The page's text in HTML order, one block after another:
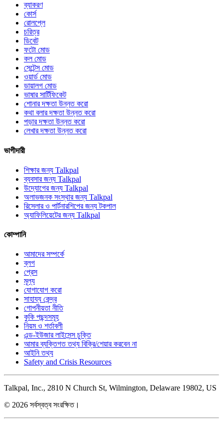
ব্যাকরণ
কোর্স
রোলপ্লে
চরিত্র
ডিবেট
ফটো মোড
কল মোড
সেন্টেন্স মোড
ওয়ার্ড মোড
ডায়ালগ মোড
ভাষার সার্টিফিকেট
শোনার দক্ষতা উন্নত করো
কথা বলার দক্ষতা উন্নত করো
পড়ার দক্ষতা উন্নত করো
লেখার দক্ষতা উন্নত করো
ভাগীদারী
শিক্ষার জন্য Talkpal
ব্যবসার জন্য Talkpal
উদ্যোগের জন্য Talkpal
অলাভজনক সংস্থার জন্য Talkpal
রিসেলার ও পার্টনারশিপের জন্য টকপাল
অ্যাফিলিয়েটের জন্য Talkpal
কোম্পানি
আমাদের সম্পর্কে
ব্লগ
প্রেস
মূল্য
যোগাযোগ করো
সাহায্য কেন্দ্র
গোপনীয়তা নীতি
কুকি পছন্দসমূহ
নিয়ম ও শর্তাবলী
এন্ড-ইউজার লাইসেন্স চুক্তি
আমার ব্যক্তিগত তথ্য বিক্রি/শেয়ার করবেন না
আইনি তথ্য
Safety and Crisis Resources
Talkpal, Inc., 2810 N Church St, Wilmington, Delaware 19802, US
© 2026 সর্বস্বত্ব সংরক্ষিত।